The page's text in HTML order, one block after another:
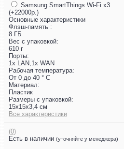
Samsung SmartThings Wi-Fi x3
(+22000р.)
Основные характеристики
Флэш-память :
8 ГБ
Вес с упаковкой:
610 г
Порты:
1x LAN,1x WAN
Рабочая температура:
От 0 до 40 ° C
Материал:
Пластик
Размеры с упаковкой:
15x15x3,4 см
Все характеристики
(0)
Есть в наличии (уточняйте у менеджера)